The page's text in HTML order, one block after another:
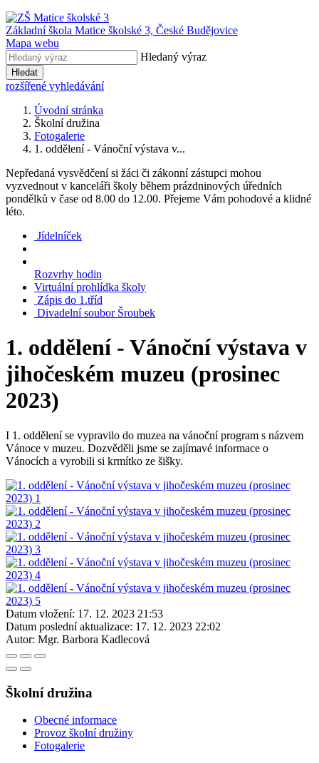
Základní škola Matice školské 3, České Budějovice
Mapa webu
Hledaný výraz
Hledat
rozšířené vyhledávání
Úvodní stránka
Školní družina
Fotogalerie
1. oddělení - Vánoční výstava v...
Nepředaná vysvědčení si žáci či zákonní zástupci mohou
vyzvednout v kanceláři školy během prázdninových úředních
pondělků v čase od 8.00 do 12.00. Přejeme Vám pohodové a klidné
léto.
Jídelníček
Rozvrhy hodin
Virtuální prohlídka školy
Zápis do 1.tříd
Divadelní soubor Šroubek
1. oddělení - Vánoční výstava v
jihočeském muzeu (prosinec
2023)
I 1. oddělení se vypravilo do muzea na vánoční program s názvem
Vánoce v muzeu. Dozvěděli jsme se zajímavé informace o
Vánocích a vyrobili si krmítko ze šišky.
Datum vložení: 17. 12. 2023 21:53
Datum poslední aktualizace: 17. 12. 2023 22:02
Autor: Mgr. Barbora Kadlecová
Školní družina
Obecné informace
Provoz školní družiny
Fotogalerie